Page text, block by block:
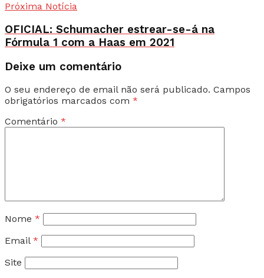
Próxima Notícia
OFICIAL: Schumacher estrear-se-á na
Fórmula 1 com a Haas em 2021
Deixe um comentário
O seu endereço de email não será publicado. Campos
obrigatórios marcados com *
Comentário *
Nome *
Email *
Site